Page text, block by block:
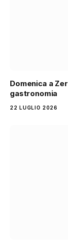
Domenica a
gastronomia
22 LUGLIO 2026